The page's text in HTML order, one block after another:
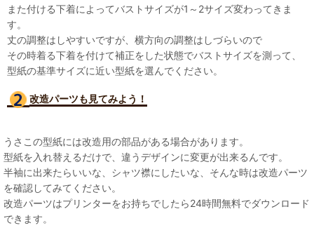
また付ける下着によってバストサイズが1～2サイズ変わってきま
す。
丈の調整はしやすいですが、横方向の調整はしづらいので
その時着る下着を付けて補正をした状態でバストサイズを測って、
型紙の基準サイズに近い型紙を選んでください。
改造パーツも見てみよう！
うさこの型紙には改造用の部品がある場合があります。
型紙を入れ替えるだけで、違うデザインに変更が出来るんです。
半袖に出来たらいいな、シャツ襟にしたいな、そんな時は改造パーツ
を確認してみてください。
改造パーツはプリンターをお持ちでしたら24時間無料でダウンロード
できます。